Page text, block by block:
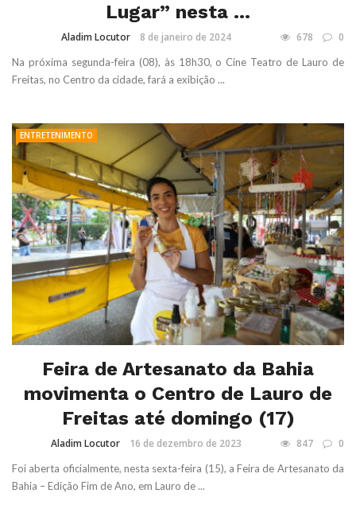
Lugar” nesta ...
Aladim Locutor 8 de janeiro de 2024 678 0
Na próxima segunda-feira (08), às 18h30, o Cine Teatro de Lauro de
Freitas, no Centro da cidade, fará a exibição ...
ENTRETENIMENTO
Feira de Artesanato da Bahia
movimenta o Centro de Lauro de
Freitas até domingo (17)
Aladim Locutor 16 de dezembro de 2023 847 0
Foi aberta oficialmente, nesta sexta-feira (15), a Feira de Artesanato da
Bahia – Edição Fim de Ano, em Lauro de ...